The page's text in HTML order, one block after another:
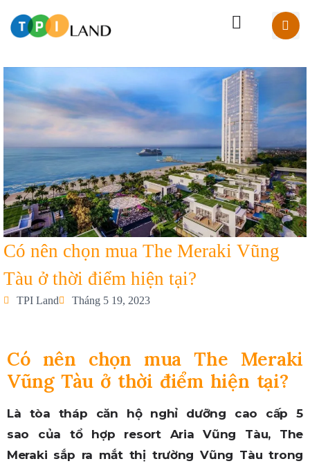
Có nên chọn mua The Meraki Vũng
Tàu ở thời điểm hiện tại?
TPI Land Tháng 5 19, 2023
Có nên chọn mua The Meraki
Vũng Tàu ở thời điểm hiện tại?
Là tòa tháp căn hộ nghỉ dưỡng cao cấp 5
sao của tổ hợp resort Aria Vũng Tàu, The
Meraki sắp ra mắt thị trường Vũng Tàu trong